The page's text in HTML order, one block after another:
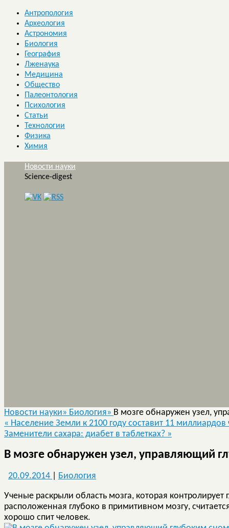
Антропология
Археология
Астрономия
Биология
География
Лженаука
Медицина
Общество
Палеонтология
Психология
Статьи
Технологии
Физика
Химия
Новости науки
Science-digest
Новости науки» Биология» В мозге обнаружен узел,
« Население Земли к 2100 году составит 11 миллиардов
Заменители сахара: диабет в таблетках? »
В мозге обнаружен узел, управляющий
20.09.2014 Биология
Ученые раскрыли область мозга, которая
расположенная глубоко в примитивном мозгу,
хорошо спит человек.